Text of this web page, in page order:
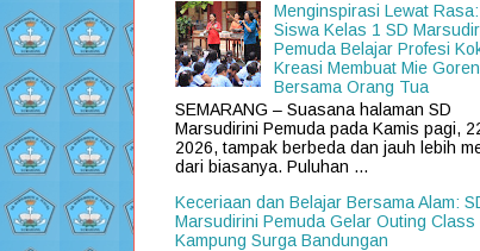
Menginspirasi Lewat Rasa:
Siswa Kelas 1 SD
Pemuda Belajar Profesi
Kreasi Membuat Mie
Bersama Orang Tua
SEMARANG – Suasana halaman SD
Marsudirini Pemuda pada Kamis pagi,
2026, tampak berbeda dan jauh lebih
dari biasanya. Puluhan ...
Keceriaan dan Belajar Bersama Alam:
Marsudirini Pemuda Gelar Outing Class
Kampung Surga Bandungan